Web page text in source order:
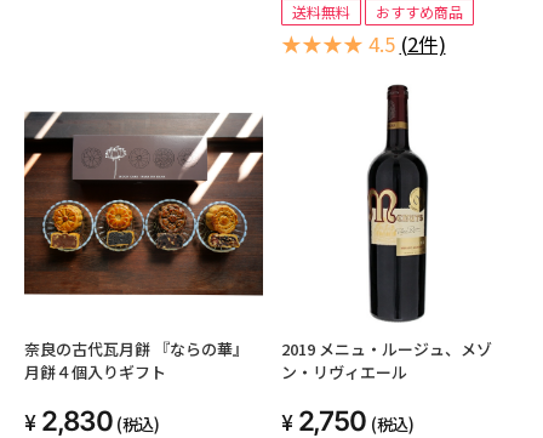
送料無料 おすすめ商品
★★★★ 4.5 (2件)
奈良の古代瓦月餅 『ならの華』
月餅４個入りギフト
2,830 (税込)
2019 メニュ・ルージュ、メゾ
ン・リヴィエール
2,750 (税込)